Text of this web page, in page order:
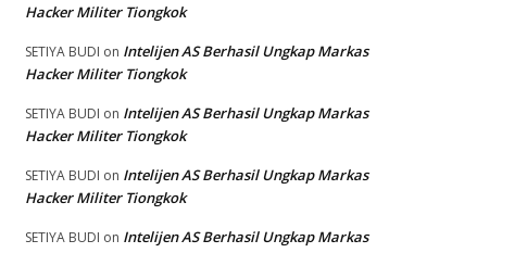
Hacker Militer Tiongkok
SETIYA BUDI on Intelijen AS Berhasil Ungkap Markas
Hacker Militer Tiongkok
SETIYA BUDI on Intelijen AS Berhasil Ungkap Markas
Hacker Militer Tiongkok
SETIYA BUDI on Intelijen AS Berhasil Ungkap Markas
Hacker Militer Tiongkok
SETIYA BUDI on Intelijen AS Berhasil Ungkap Markas